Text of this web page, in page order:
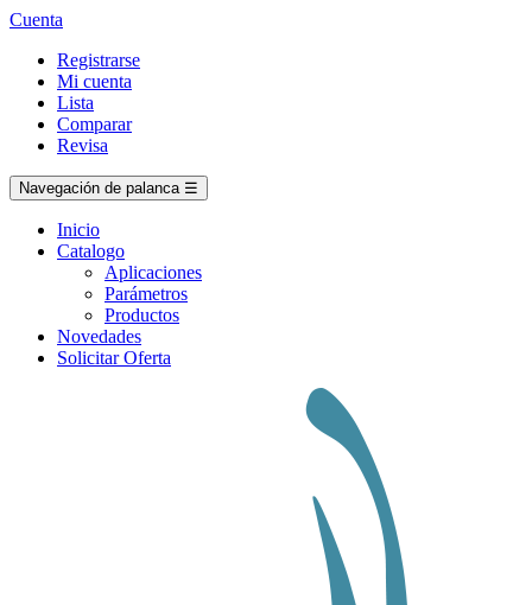
Cuenta
Registrarse
Mi cuenta
Lista
Comparar
Revisa
Navegación de palanca ☰
Inicio
Catalogo
Aplicaciones
Parámetros
Productos
Novedades
Solicitar Oferta